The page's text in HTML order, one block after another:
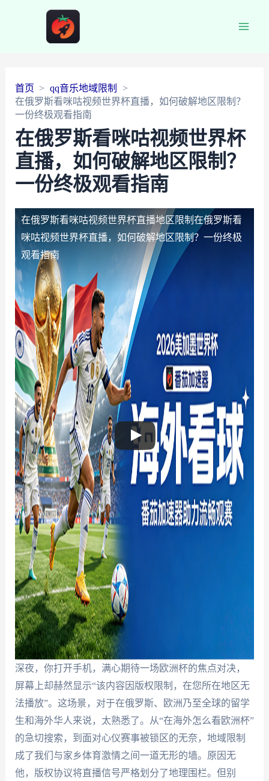
首页
qq音乐地域限制
在俄罗斯看咪咕视频世界杯直播，如何破解地区限制？
一份终极观看指南
在俄罗斯看咪咕视频世界杯
直播，如何破解地区限制？
一份终极观看指南
在俄罗斯看咪咕视频世界杯直播地区限制 在俄罗斯看
咪咕视频世界杯直播，如何破解地区限制？一份终极
观看指南
深夜，你打开手机，满心期待一场欧洲杯的焦点对决，
屏幕上却赫然显示“该内容因版权限制，在您所在地区无
法播放”。这场景，对于在俄罗斯、欧洲乃至全球的留学
生和海外华人来说，太熟悉了。从“在海外怎么看欧洲杯”
的急切搜索，到面对心仪赛事被锁区的无奈，地域限制
成了我们与家乡体育激情之间一道无形的墙。原因无
他，版权协议将直播信号严格划分了地理围栏。但别